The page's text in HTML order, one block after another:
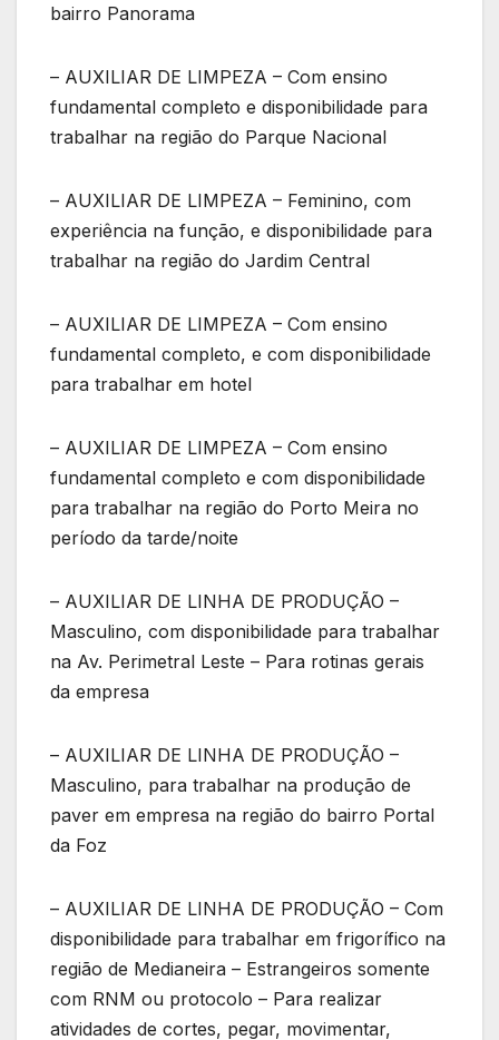
bairro Panorama
– AUXILIAR DE LIMPEZA – Com ensino
fundamental completo e disponibilidade para
trabalhar na região do Parque Nacional
– AUXILIAR DE LIMPEZA – Feminino, com
experiência na função, e disponibilidade para
trabalhar na região do Jardim Central
– AUXILIAR DE LIMPEZA – Com ensino
fundamental completo, e com disponibilidade
para trabalhar em hotel
– AUXILIAR DE LIMPEZA – Com ensino
fundamental completo e com disponibilidade
para trabalhar na região do Porto Meira no
período da tarde/noite
– AUXILIAR DE LINHA DE PRODUÇÃO –
Masculino, com disponibilidade para trabalhar
na Av. Perimetral Leste – Para rotinas gerais
da empresa
– AUXILIAR DE LINHA DE PRODUÇÃO –
Masculino, para trabalhar na produção de
paver em empresa na região do bairro Portal
da Foz
– AUXILIAR DE LINHA DE PRODUÇÃO – Com
disponibilidade para trabalhar em frigorífico na
região de Medianeira – Estrangeiros somente
com RNM ou protocolo – Para realizar
atividades de cortes, pegar, movimentar,